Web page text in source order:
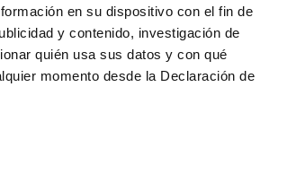
en su dispositivo con el fin de
y contenido, investigación de
quién usa sus datos y con qué
momento desde la Declaración de